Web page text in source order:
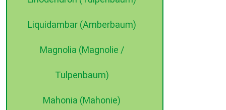
Liquidambar (Amberbaum)
Magnolia (Magnolie /
Tulpenbaum)
Mahonia (Mahonie)